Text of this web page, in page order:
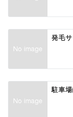
発毛
駐車